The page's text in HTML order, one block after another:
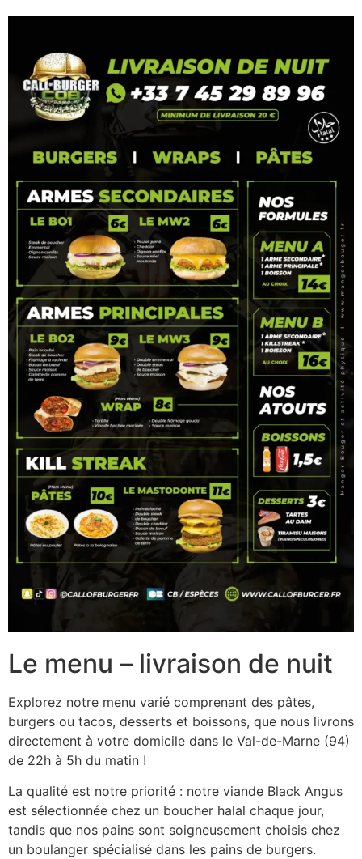
Le menu – livraison de nuit
Explorez notre menu varié comprenant des pâtes,
burgers ou tacos, desserts et boissons, que nous livrons
directement à votre domicile dans le Val-de-Marne (94)
de 22h à 5h du matin !
La qualité est notre priorité : notre viande Black Angus
est sélectionnée chez un boucher halal chaque jour,
tandis que nos pains sont soigneusement choisis chez
un boulanger spécialisé dans les pains de burgers.